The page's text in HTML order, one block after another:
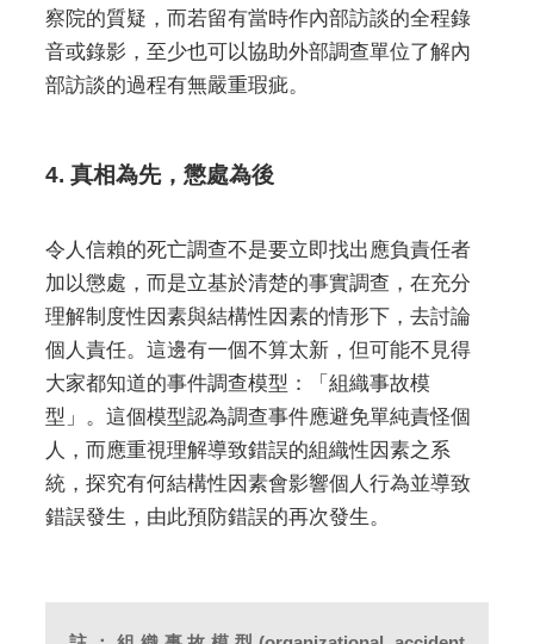
察院的質疑，而若留有當時作內部訪談的全程錄
音或錄影，至少也可以協助外部調查單位了解內
部訪談的過程有無嚴重瑕疵。
4. 真相為先，懲處為後
令人信賴的死亡調查不是要立即找出應負責任者
加以懲處，而是立基於清楚的事實調查，在充分
理解制度性因素與結構性因素的情形下，去討論
個人責任。這邊有一個不算太新，但可能不見得
大家都知道的事件調查模型：「組織事故模
型」。這個模型認為調查事件應避免單純責怪個
人，而應重視理解導致錯誤的組織性因素之系
統，探究有何結構性因素會影響個人行為並導致
錯誤發生，由此預防錯誤的再次發生。